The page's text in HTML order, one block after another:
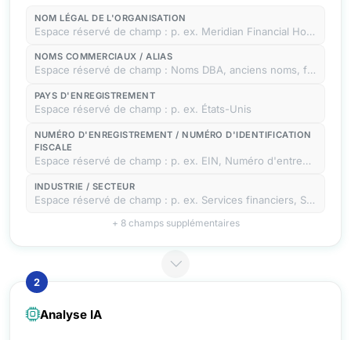
NOM LÉGAL DE L'ORGANISATION
Espace réservé de champ : p. ex. Meridian Financial Holdings Inc.
NOMS COMMERCIAUX / ALIAS
Espace réservé de champ : Noms DBA, anciens noms, filiales, symboles boursiers
PAYS D'ENREGISTREMENT
Espace réservé de champ : p. ex. États-Unis
NUMÉRO D'ENREGISTREMENT / NUMÉRO D'IDENTIFICATION
FISCALE
Espace réservé de champ : p. ex. EIN, Numéro d'entreprise, CIK
INDUSTRIE / SECTEUR
Espace réservé de champ : p. ex. Services financiers, Santé, Technologie, Énergie
+ 8 champs supplémentaires
2
Analyse IA